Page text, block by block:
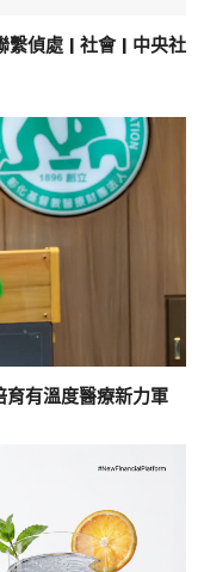
繫偵處 | 社會 | 中央社
有溫度醫療新力軍